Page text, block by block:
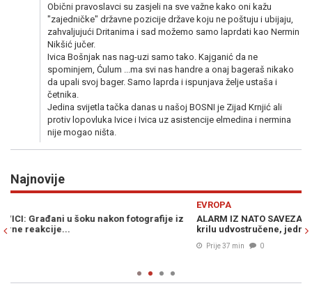
Obični pravoslavci su zasjeli na sve važne kako oni kažu
"zajedničke" državne pozicije države koju ne poštuju i ubijaju,
zahvaljujući Dritanima i sad možemo samo laprdati kao Nermin
Nikšić jučer.
Ivica Bošnjak nas nag-uzi samo tako. Kajganić da ne
spominjem, Ćulum ...ma svi nas handre a onaj bageraš nikako
da upali svoj bager. Samo laprda i ispunjava želje ustaša i
četnika.
Jedina svijetla tačka danas u našoj BOSNI je Zijad Krnjić ali
protiv lopovluka Ivice i Ivica uz asistencije elmedina i nermina
nije mogao ništa.
Najnovije
ALARM IZ NATO SAVEZA: Ruske vojne provokacije na istočnom
krilu udvostručene, jedna zemlja na udaru...